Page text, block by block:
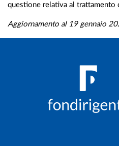
questione relativa al trattamento
Aggiornamento al 19 gennaio